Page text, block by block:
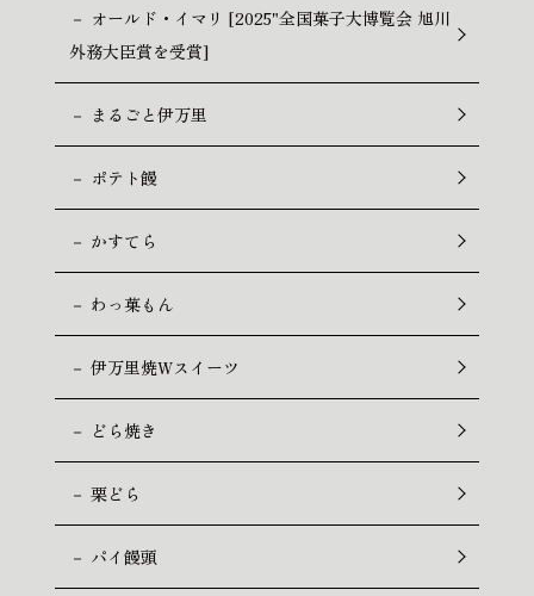
－ オールド・イマリ [2025"全国菓子大博覧会 旭川
外務大臣賞を受賞]
－ まるごと伊万里
－ ポテト饅
－ かすてら
－ わっ菓もん
－ 伊万里焼Wスイーツ
－ どら焼き
－ 栗どら
－ パイ饅頭